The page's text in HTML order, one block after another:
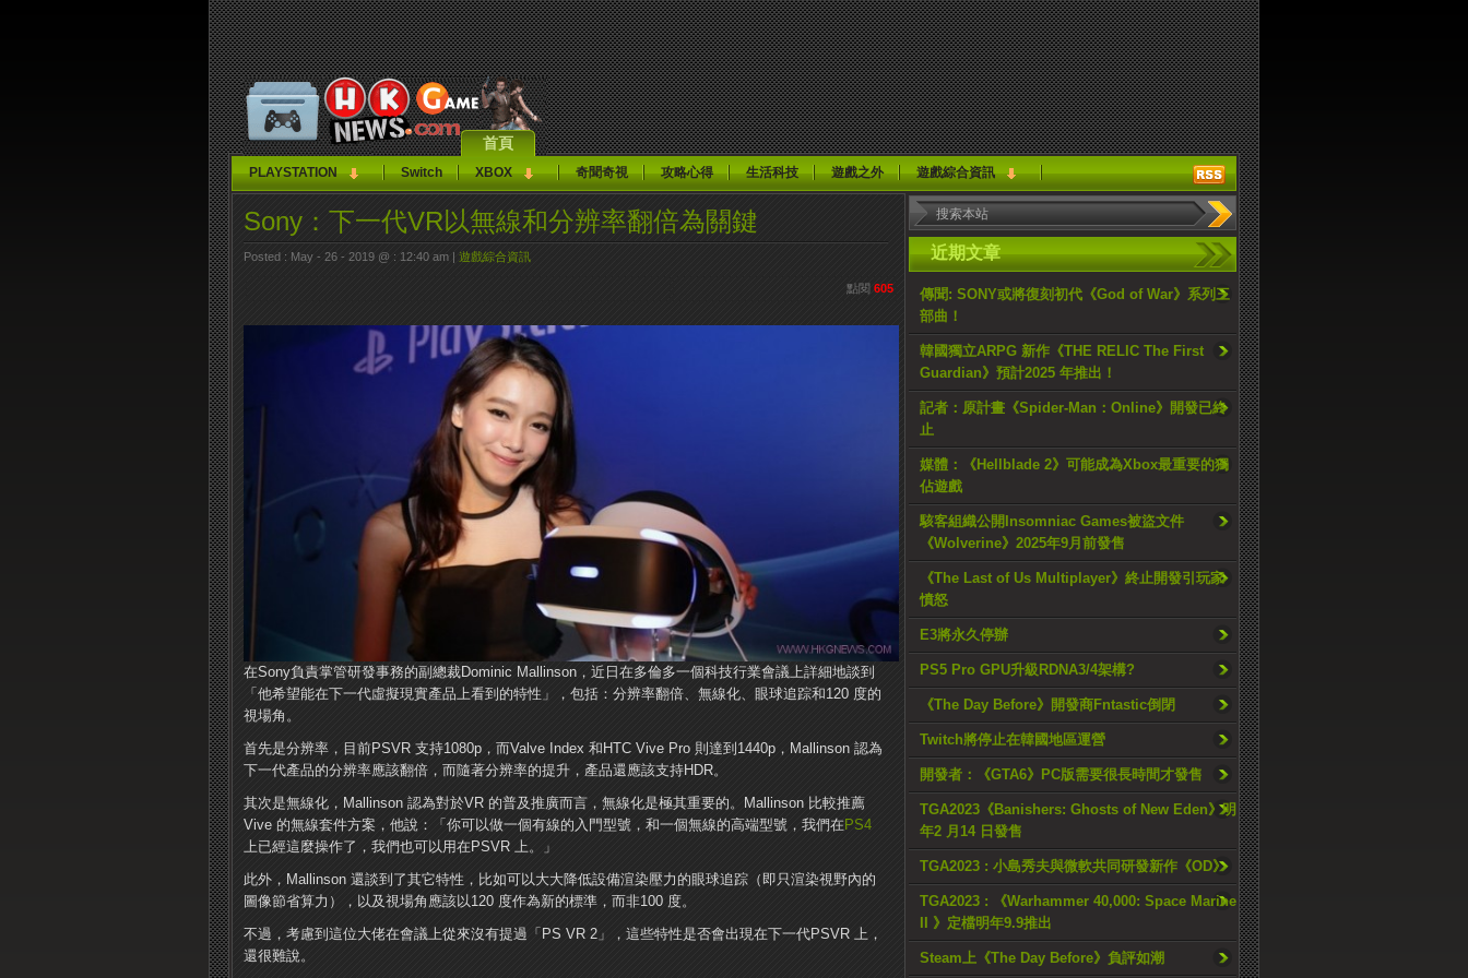
首頁
PLAYSTATION Switch XBOX 奇聞奇視 攻略心得 生活科技 遊戲之外 遊戲綜合資訊
近期文章
傳聞: SONY或將復刻初代《God of War》系列三
部曲！
韓國獨立ARPG 新作《THE RELIC The First
Guardian》預計2025 年推出！
記者：原計畫《Spider-Man：Online》開發已終
止
媒體：《Hellblade 2》可能成為Xbox最重要的獨
佔遊戲
駭客組織公開Insomniac Games被盜文件
《Wolverine》2025年9月前發售
《The Last of Us Multiplayer》終止開發引玩家
憤怒
E3將永久停辦
PS5 Pro GPU升級RDNA3/4架構?
《The Day Before》開發商Fntastic倒閉
Twitch將停止在韓國地區運營
開發者：《GTA6》PC版需要很長時間才發售
TGA2023《Banishers: Ghosts of New Eden》明
年2 月14 日發售
TGA2023 : 小島秀夫與微軟共同研發新作《OD》
TGA2023 : 《Warhammer 40,000: Space Marine
II 》定檔明年9.9推出
Steam上《The Day Before》負評如潮
Sony：下一代VR以無線和分辨率翻倍為關鍵
Posted : May - 26 - 2019 @ : 12:40 am | 遊戲綜合資訊
點閱 605
在Sony負責掌管研發事務的副總裁Dominic Mallinson，近日在多倫多一個科技行業會議上詳細地談到
「他希望能在下一代虛擬現實產品上看到的特性」，包括：分辨率翻倍、無線化、眼球追踪和120 度的
視場角。
首先是分辨率，目前PSVR 支持1080p，而Valve Index 和HTC Vive Pro 則達到1440p，Mallinson 認為
下一代產品的分辨率應該翻倍，而隨著分辨率的提升，產品還應該支持HDR。
其次是無線化，Mallinson 認為對於VR 的普及推廣而言，無線化是極其重要的。Mallinson 比較推薦
Vive 的無線套件方案，他說：「你可以做一個有線的入門型號，和一個無線的高端型號，我們在PS4
上已經這麼操作了，我們也可以用在PSVR 上。」
此外，Mallinson 還談到了其它特性，比如可以大大降低設備渲染壓力的眼球追踪（即只渲染視野內的
圖像節省算力），以及視場角應該以120 度作為新的標準，而非100 度。
不過，考慮到這位大佬在會議上從來沒有提過「PS VR 2」，這些特性是否會出現在下一代PSVR 上，
還很難說。